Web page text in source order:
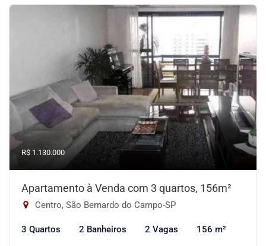
R$ 1.130.000
Apartamento à Venda com 3 quartos, 156m²
Centro, São Bernardo do Campo-SP
3 Quartos 2 Banheiros 2 Vagas 156 m²